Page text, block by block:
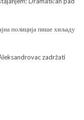
полиција пише хиљаду
zadržati